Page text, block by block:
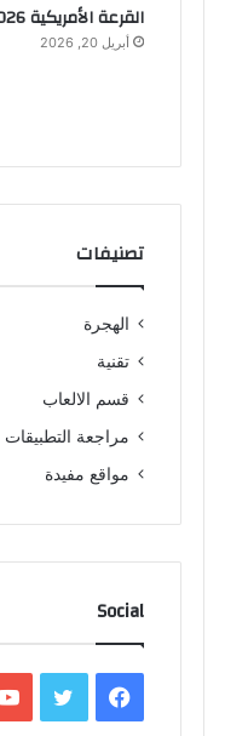
القرعة الأمريكية 2026؟
أبريل 20, 2026
تصنيفات
الهجرة
تقنية
قسم الالعاب
مراجعة التطبيقات
مواقع مفيدة
Social
فيسبوكتويتر